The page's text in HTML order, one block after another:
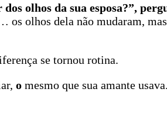
dos olhos da sua esposa?”,
os olhos dela não mudaram,
se tornou rotina.
o mesmo que sua amante